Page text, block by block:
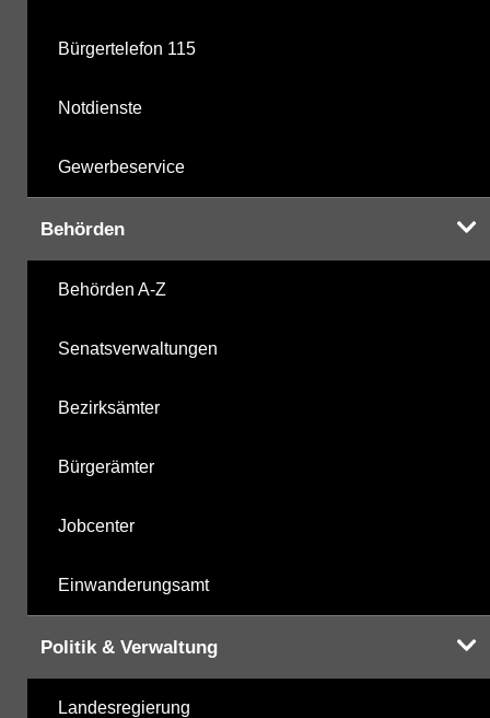
Bürgertelefon 115
Notdienste
Gewerbeservice
Behörden
Behörden A-Z
Senatsverwaltungen
Bezirksämter
Bürgerämter
Jobcenter
Einwanderungsamt
Politik & Verwaltung
Landesregierung